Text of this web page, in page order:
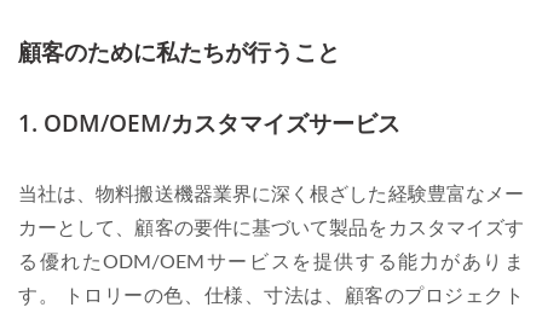
顧客のために私たちが行うこと
1. ODM/OEM/カスタマイズサービス
当社は、物料搬送機器業界に深く根ざした経験豊富なメー
カーとして、顧客の要件に基づいて製品をカスタマイズす
る優れたODM/OEMサービスを提供する能力がありま
す。 トロリーの色、仕様、寸法は、顧客のプロジェクト